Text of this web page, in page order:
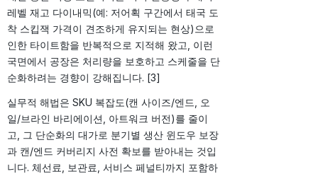
레벨 재고 다이내믹(예: 저어획 구간에서 태국 도
착 스킵잭 가격이 견조하게 유지되는 현상)으로
인한 타이트함을 반복적으로 지적해 왔고, 이런
국면에서 공장은 처리량을 보호하고 스케줄을 단
순화하려는 경향이 강해집니다. [3]
실무적 해법은 SKU 복잡도(캔 사이즈/엔드, 오
일/브라인 바리에이션, 아트워크 버전)를 줄이
고, 그 단순화의 대가로 분기별 생산 윈도우 보장
과 캔/엔드 커버리지 사전 확보를 받아내는 것입
니다. 체선료, 보관료, 서비스 페널티까지 포함하